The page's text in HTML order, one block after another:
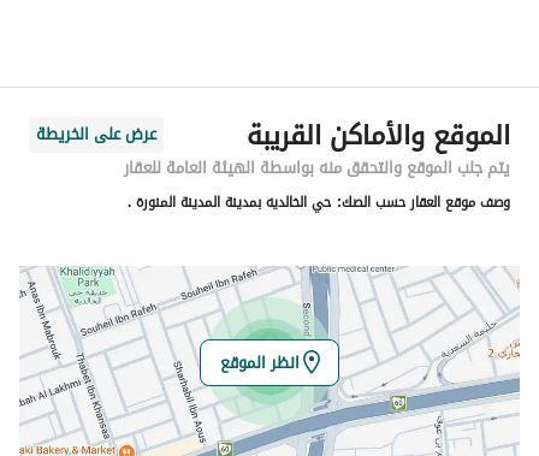
رقم المبنى
6905
الرقم الاضافي
5254
خط العرض
24.45274775526378
خط الطول
39.6666501286184
تفاصيل العقار
الموقع والأماكن القريبة
عرض على الخريطة
يتم جلب الموقع والتحقق منه بواسطة الهيئة العامة للعقار
وصف موقع العقار حسب الصك: حي الخالديه بمدينة المدينة المنورة .
انظر الموقع